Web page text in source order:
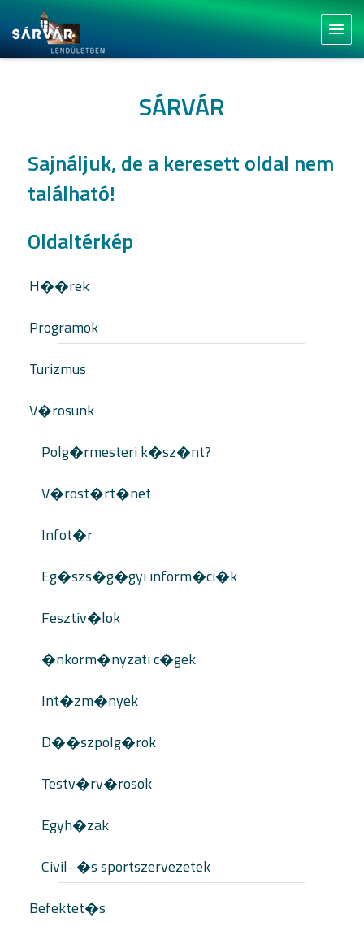
menu
SÁRVÁR
Sajnáljuk, de a keresett oldal nem
található!
Oldaltérkép
H��rek
Programok
Turizmus
V�rosunk
Polg�rmesteri k�sz�nt?
V�rost�rt�net
Infot�r
Eg�szs�g�gyi inform�ci�k
Fesztiv�lok
�nkorm�nyzati c�gek
Int�zm�nyek
D��szpolg�rok
Testv�rv�rosok
Egyh�zak
Civil- �s sportszervezetek
Befektet�s